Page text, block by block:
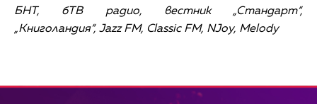
БНТ, бТВ радио, вестник „Стандарт“,
„Книголандия“, Jazz FM, Classic FM, NJoy, Melody